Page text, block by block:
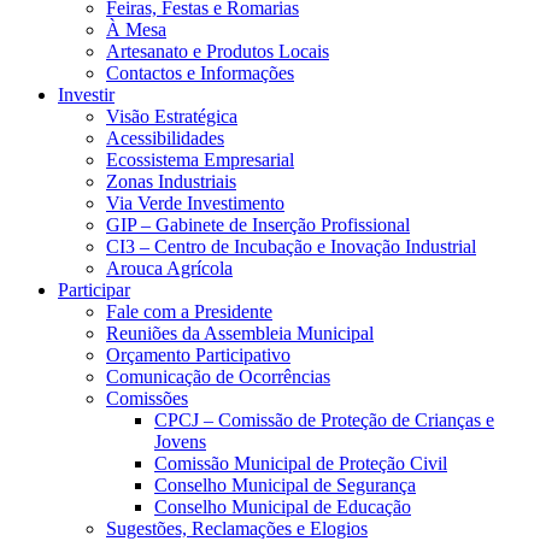
Feiras, Festas e Romarias
À Mesa
Artesanato e Produtos Locais
Contactos e Informações
Investir
Visão Estratégica
Acessibilidades
Ecossistema Empresarial
Zonas Industriais
Via Verde Investimento
GIP – Gabinete de Inserção Profissional
CI3 – Centro de Incubação e Inovação Industrial
Arouca Agrícola
Participar
Fale com a Presidente
Reuniões da Assembleia Municipal
Orçamento Participativo
Comunicação de Ocorrências
Comissões
CPCJ – Comissão de Proteção de Crianças e
Jovens
Comissão Municipal de Proteção Civil
Conselho Municipal de Segurança
Conselho Municipal de Educação
Sugestões, Reclamações e Elogios